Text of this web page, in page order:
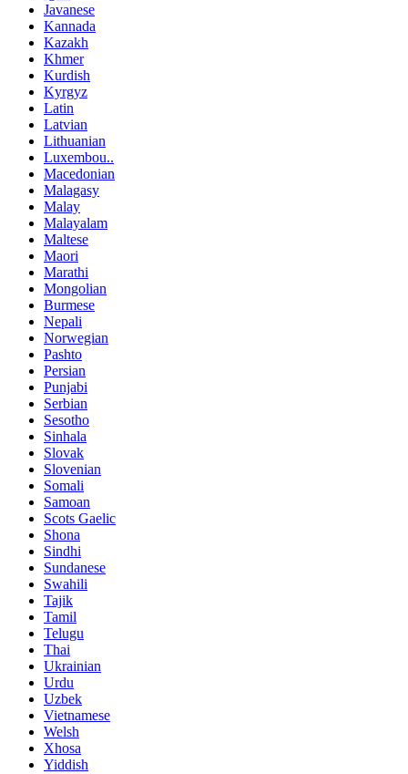
Javanese
Kannada
Kazakh
Khmer
Kurdish
Kyrgyz
Latin
Latvian
Lithuanian
Luxembou..
Macedonian
Malagasy
Malay
Malayalam
Maltese
Maori
Marathi
Mongolian
Burmese
Nepali
Norwegian
Pashto
Persian
Punjabi
Serbian
Sesotho
Sinhala
Slovak
Slovenian
Somali
Samoan
Scots Gaelic
Shona
Sindhi
Sundanese
Swahili
Tajik
Tamil
Telugu
Thai
Ukrainian
Urdu
Uzbek
Vietnamese
Welsh
Xhosa
Yiddish